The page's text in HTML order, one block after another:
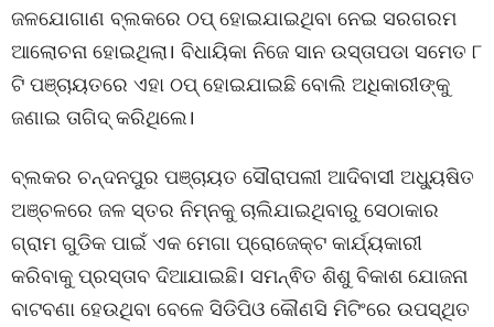
ଜଳଯୋଗାଣ ବ୍ଲକରେ ଠପ୍ ହୋଇଯାଇଥିବା ନେଇ ସରଗରମ
ଆଲୋଚନା ହୋଇଥିଲା। ବିଧାୟିକା ନିଜେ ସାନ ଉସ୍ତାପଡା ସମେତ ୮
ଟି ପଞ୍ଚାୟତରେ ଏହା ଠପ୍ ହୋଇଯାଇଛି ବୋଲି ଅଧିକାରୀଙ୍କୁ
ଜଣାଇ ତାଗିଦ୍ କରିଥିଲେ।
ବ୍ଲକର ଚନ୍ଦନପୁର ପଞ୍ଚାୟତ ସୌରାପଲୀ ଆଦିବାସୀ ଅଧ୍ୟୁଷିତ
ଅଞ୍ଚଳରେ ଜଳ ସ୍ତର ନିମ୍ନକୁ ଚାଲିଯାଇଥିବାରୁ ସେଠାକାର
ଗ୍ରାମ ଗୁଡିକ ପାଇଁ ଏକ ମେଗା ପ୍ରୋଜେକ୍ଟ କାର୍ଯ୍ୟକାରୀ
କରିବାକୁ ପ୍ରସ୍ତାବ ଦିଆଯାଇଛି। ସମନ୍ଵିତ ଶିଶୁ ବିକାଶ ଯୋଜନା
ବାଟବଣା ହେଉଥିବା ବେଳେ ସିଡିପିଓ କୌଣସି ମିଟିଂରେ ଉପସ୍ଥିତ